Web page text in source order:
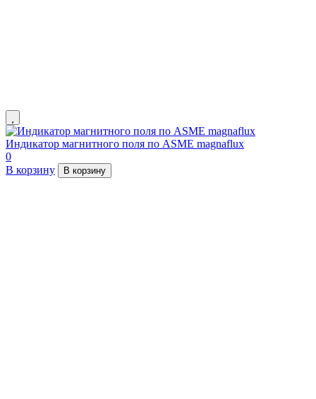
Индикатор магнитного поля по ASME magnaflux
0
В корзину
В корзину